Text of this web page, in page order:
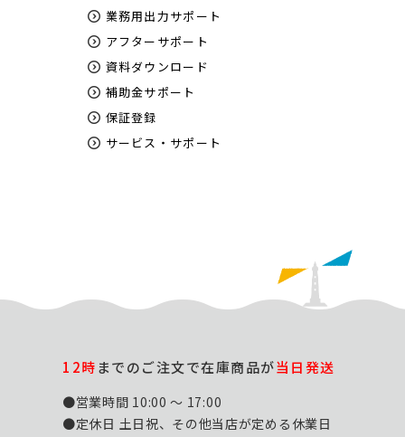
業務用出力サポート
アフターサポート
資料ダウンロード
補助金サポート
保証登録
サービス・サポート
12時までのご注文で在庫商品が当日発送
●営業時間 10:00 ～ 17:00
●定休日 土日祝、その他当店が定める休業日